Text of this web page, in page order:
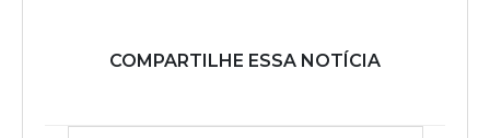
COMPARTILHE ESSA NOTÍCIA